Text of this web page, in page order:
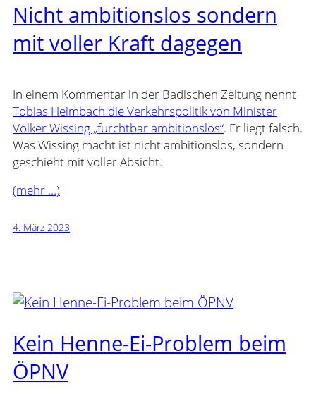
Nicht ambitionslos sondern
mit voller Kraft dagegen
In einem Kommentar in der Badischen Zeitung nennt
Tobias Heimbach die Verkehrspolitik von Minister
Volker Wissing „furchtbar ambitionslos“. Er liegt falsch.
Was Wissing macht ist nicht ambitionslos, sondern
geschieht mit voller Absicht.
(mehr …)
4. März 2023
Kein Henne-Ei-Problem beim
ÖPNV